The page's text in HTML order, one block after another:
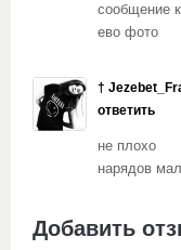
сообщение
ево фото
†
ответить
не плохо
нарядов
Добавить